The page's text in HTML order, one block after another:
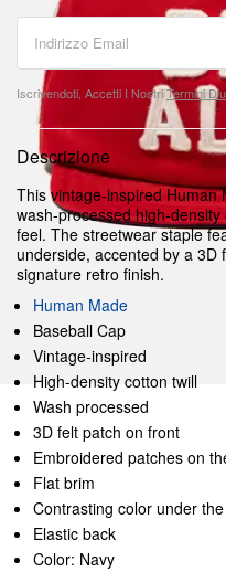
Iscrivendoti, Accetti I NostriTermini
Descrizione
This vintage-inspired Human
wash-processed high-
feel. The streetwear staple
underside, accented by a
signature retro finish.
Human Made
Baseball Cap
Vintage-inspired
High-density cotton twill
Wash processed
3D felt patch on front
Embroidered patches on
Flat brim
Contrasting color under
Elastic back
Color: Navy